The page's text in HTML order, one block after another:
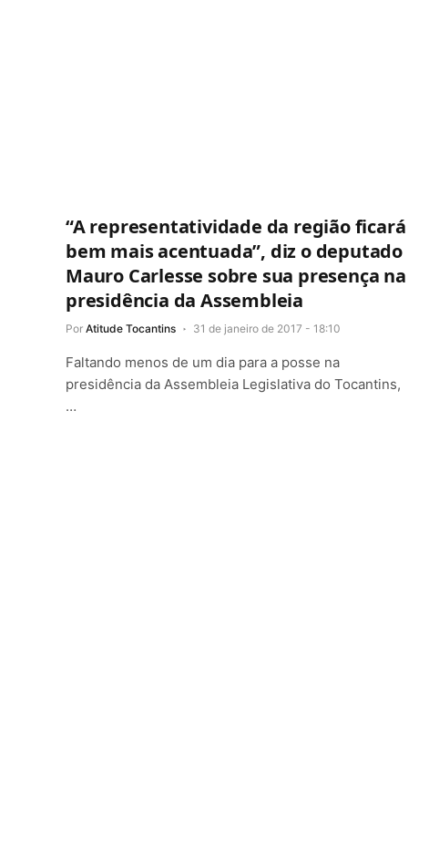
“A representatividade da região ficará
bem mais acentuada”, diz o deputado
Mauro Carlesse sobre sua presença na
presidência da Assembleia
Por Atitude Tocantins 31 de janeiro de 2017 - 18:10
Faltando menos de um dia para a posse na
presidência da Assembleia Legislativa do Tocantins,
…